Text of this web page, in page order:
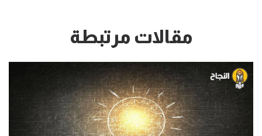
مقالات مرتبطة